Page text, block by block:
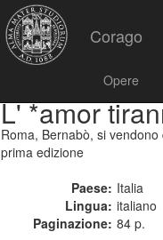
Corago
Opere
L' *amor
Roma, Bernabò, si
prima edizione
Paese: Italia
Lingua: italiano
Paginazione: 84 p.